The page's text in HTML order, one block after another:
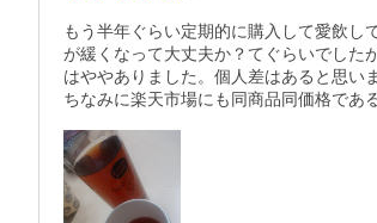
もう半年ぐらい定期的に購入して愛飲
が緩くなって大丈夫か？てぐらいでした
はややありました。個人差はあると思い
ちなみに楽天市場にも同商品同価格であ